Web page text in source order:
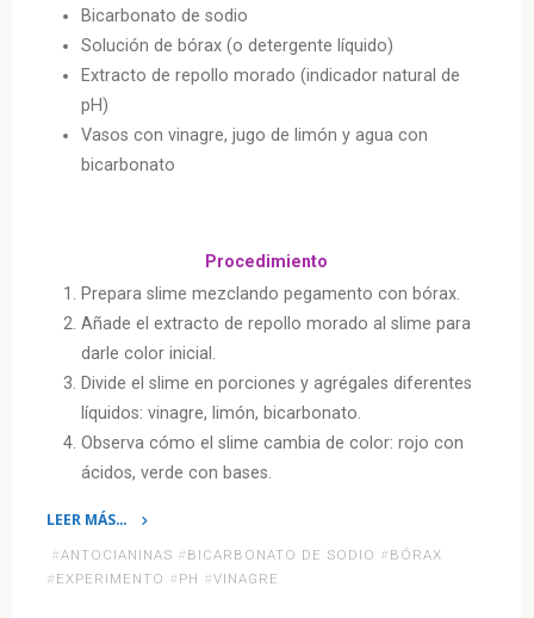
Bicarbonato de sodio
Solución de bórax (o detergente líquido)
Extracto de repollo morado (indicador natural de
pH)
Vasos con vinagre, jugo de limón y agua con
bicarbonato
Procedimiento
Prepara slime mezclando pegamento con bórax.
Añade el extracto de repollo morado al slime para
darle color inicial.
Divide el slime en porciones y agrégales diferentes
líquidos: vinagre, limón, bicarbonato.
Observa cómo el slime cambia de color: rojo con
ácidos, verde con bases.
LEER MÁS…
«Slime
que
# ANTOCIANINAS # BICARBONATO DE SODIO # BÓRAX
# EXPERIMENTO # PH #VINAGRE